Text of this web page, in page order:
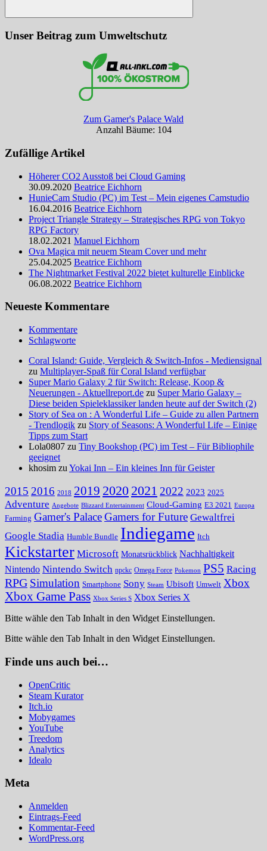
Suchen
Unser Beitrag zum Umweltschutz
Zum Gamer's Palace Wald
Anzahl Bäume: 104
Zufällige Artikel
Höherer CO2 Ausstoß bei Cloud Gaming
30.09.2020 Beatrice Eichhorn
HunieCam Studio (PC) im Test – Mein eigenes Camstudio
16.04.2016 Beatrice Eichhorn
Project Triangle Strategy – Strategisches RPG von Tokyo
RPG Factory
18.02.2021 Manuel Eichhorn
Ova Magica mit neuem Steam Cover und mehr
25.04.2025 Beatrice Eichhorn
The Nightmarket Festival 2022 bietet kulturelle Einblicke
06.08.2022 Beatrice Eichhorn
Neueste Kommentare
Kommentare
Schlagworte
Coral Island: Guide, Vergleich & Switch-Infos - Mediensignal
zu Multiplayer-Spaß für Coral Island verfügbar
Super Mario Galaxy 2 für Switch: Release, Koop &
Neuerungen - Aktuellreport.de zu Super Mario Galaxy –
Diese beiden Spieleklassiker landen heute auf der Switch (2)
Story of Sea on : A Wonderful Life – Guide zu allen Partnern
- Trendlogik zu Story of Seasons: A Wonderful Life – Einige
Tipps zum Start
Lola0807 zu Tiny Bookshop (PC) im Test – Für Bibliophile
geeignet
khosim zu Yokai Inn – Ein kleines Inn für Geister
2015 2016 2018 2019 2020 2021 2022 2023 2025
Adventure Angebote Blizzard Entertainment Cloud-Gaming E3 2021 Europa
Farming Gamer's PalaceGamers for Future Gewaltfrei
Google Stadia Humble Bundle Indiegame Itch
Kickstarter Microsoft Monatsrückblick Nachhaltigkeit
Nintendo Nintendo Switch npckc Omega Force Pokemon PS5 Racing
RPG Simulation Smartphone Sony Steam Ubisoft Umwelt Xbox
Xbox Game Pass Xbox Series S Xbox Series X
Bitte wähle den Tab Inhalt in den Widget Einstellungen.
Bitte wähle den Tab Inhalt in den Widget Einstellungen.
Finde uns auch bei…
OpenCritic
Steam Kurator
Itch.io
Mobygames
YouTube
Treedom
Analytics
Idealo
Meta
Anmelden
Eintrags-Feed
Kommentar-Feed
WordPress.org